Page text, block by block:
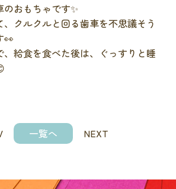
おもちゃです✨
、クルクルと回る歯車を不思議そう
👀
、給食を食べた後は、ぐっすりと睡
一覧へ NEXT